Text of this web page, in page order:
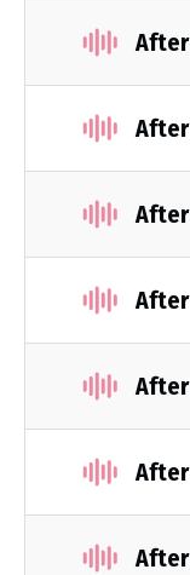
After
After
After
After
After
After